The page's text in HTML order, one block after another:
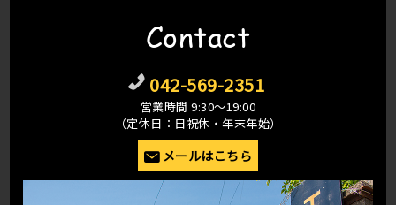
Contact
042-569-2351
営業時間 9:30〜19:00
（定休日：日祝休・年末年始）
メールはこちら